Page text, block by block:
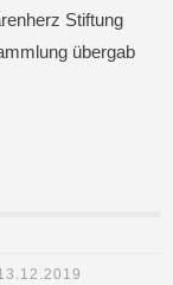
Stiftung
übergab